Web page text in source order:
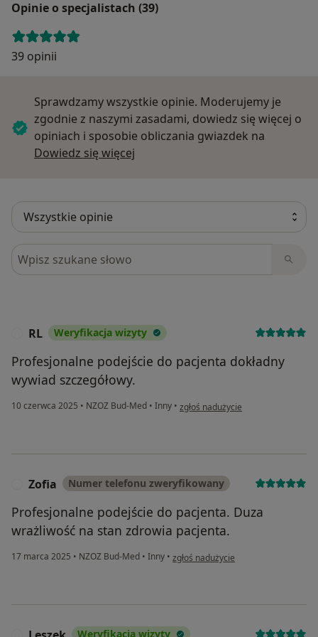
Opinie o specjalistach (39)
39 opinii
Sprawdzamy wszystkie opinie. Moderujemy je
zgodnie z naszymi zasadami, dowiedz się więcej o
opiniach i sposobie obliczania gwiazdek na
Dowiedz się więcej
Szukaj w opiniach
RL Weryfikacja wizyty
Profesjonalne podejście do pacjenta dokładny
wywiad szczegółowy.
10 czerwca 2025 • NZOZ Bud-Med • Inny • w opinii użytkownika RL
zgłoś nadużycie
Zofia Numer telefonu zweryfikowany
Profesjonalne podejście do pacjenta. Duza
wrażliwość na stan zdrowia pacjenta.
17 marca 2025 • NZOZ Bud-Med • Inny • w opinii użytkownika Zofia
zgłoś nadużycie
Weryfikacja wizyty